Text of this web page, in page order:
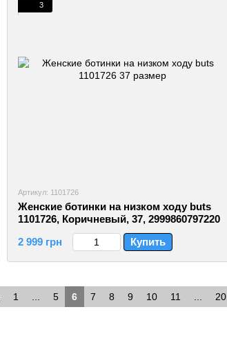
3
Артикул: 1101726
Женские ботинки на низком ходу buts
1101726, Коричневый, 37, 2999860797220
2 999 грн
Купить
1 5 6 7 8 9 10 11 20